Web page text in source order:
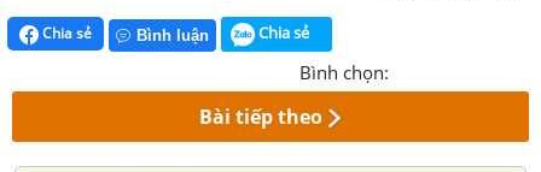
Chia sẻ Bình luận Chia sẻ
Bình chọn:
Bài tiếp theo